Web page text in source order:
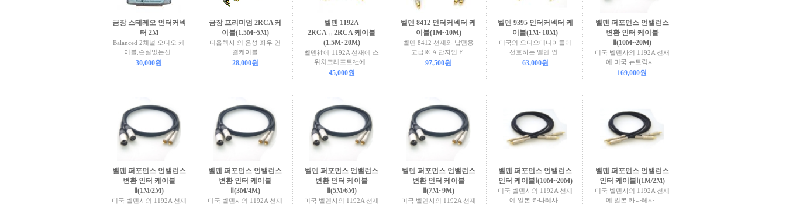
금장 스테레오 인터커넥
터 2M
Balanced 2채널 오디오 케
이블,손실없는신..
30,000원
금장 프리미엄 2RCA 케
이블(1.5M~5M)
디옵텍사 의 음성 좌우 연
결케이블
28,000원
벨덴 1192A
2RCA↔2RCA 케이블
(1.5M~20M)
벨덴社에 1192A 선재에 스
위치크래프트社에..
45,000원
벨덴 8412 인터커넥터 케
이블(1M~10M)
벨덴 8412 선재와 납땜용
고급RCA 단자인 F..
97,500원
벨덴 9395 인터커넥터 케
이블(1M~10M)
미국의 오디오매니아들이
선호하는 벨덴 인..
63,000원
벨덴 퍼포먼스 언밸런스
변환 인터 케이블
Ⅱ(10M~20M)
미국 벨덴사의 1192A 선재
에 미국 뉴트릭사..
169,000원
벨덴 퍼포먼스 언밸런스
변환 인터 케이블
Ⅱ(1M/2M)
미국 벨덴사의 1192A 선재
벨덴 퍼포먼스 언밸런스
변환 인터 케이블
Ⅱ(3M/4M)
미국 벨덴사의 1192A 선재
벨덴 퍼포먼스 언밸런스
변환 인터 케이블
Ⅱ(5M/6M)
미국 벨덴사의 1192A 선재
벨덴 퍼포먼스 언밸런스
변환 인터 케이블
Ⅱ(7M~9M)
미국 벨덴사의 1192A 선재
벨덴 퍼포먼스 언밸런스
인터 케이블Ⅰ(10M~20M)
미국 벨덴사의 1192A 선재
에 일본 카나레사..
벨덴 퍼포먼스 언밸런스
인터 케이블Ⅰ(1M/2M)
미국 벨덴사의 1192A 선재
에 일본 카나레사..